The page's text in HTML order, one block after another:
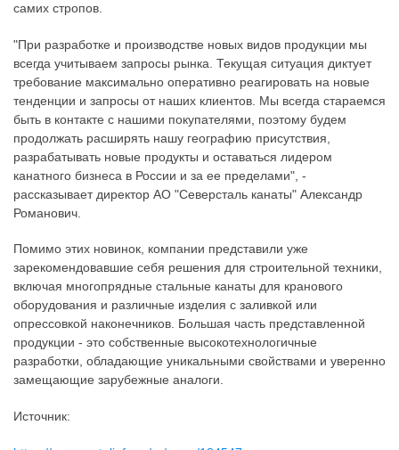
самих стропов.
"При разработке и производстве новых видов продукции мы
всегда учитываем запросы рынка. Текущая ситуация диктует
требование максимально оперативно реагировать на новые
тенденции и запросы от наших клиентов. Мы всегда стараемся
быть в контакте с нашими покупателями, поэтому будем
продолжать расширять нашу географию присутствия,
разрабатывать новые продукты и оставаться лидером
канатного бизнеса в России и за ее пределами", -
рассказывает директор АО "Северсталь канаты" Александр
Романович.
Помимо этих новинок, компании представили уже
зарекомендовавшие себя решения для строительной техники,
включая многопрядные стальные канаты для кранового
оборудования и различные изделия с заливкой или
опрессовкой наконечников. Большая часть представленной
продукции - это собственные высокотехнологичные
разработки, обладающие уникальными свойствами и уверенно
замещающие зарубежные аналоги.
Источник: